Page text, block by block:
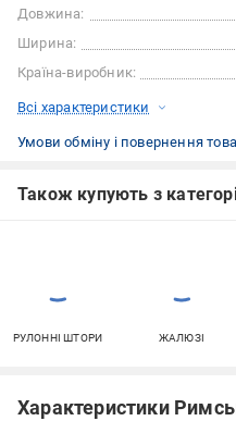
Довжина:
Ширина:
Країна-виробник:
Всі характеристики
Умови обміну і повернення
Також купують з
РУЛОННІ ШТОРИ ЖАЛЮЗІ
Характеристики